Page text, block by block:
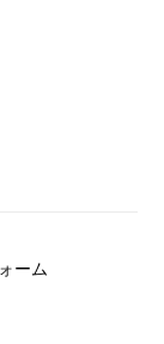
ーム